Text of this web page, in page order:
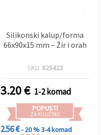
Silikonski kalup/forma
66x90x15 mm – Žir i orah
SKU: 825423
3.20€ 1-2 komad
POPUSTI
ZA KOLIČINU
2.56 €- 20 %3-4 komad